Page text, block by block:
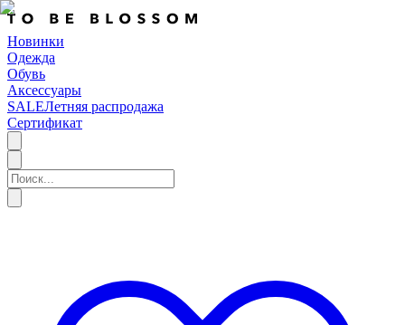
Новинки
Одежда
Обувь
Аксессуары
SALEЛетняя распродажа
Сертификат